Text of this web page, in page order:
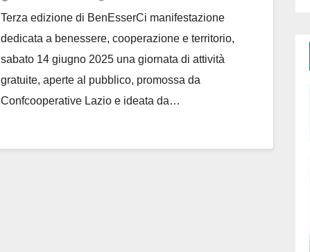
Terza edizione di BenEsserCi manifestazione
dedicata a benessere, cooperazione e territorio,
sabato 14 giugno 2025 una giornata di attività
gratuite, aperte al pubblico, promossa da
Confcooperative Lazio e ideata da…